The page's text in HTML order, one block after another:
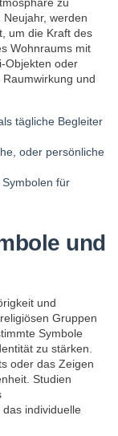
zu
werden
um die Kraft des
Wohnraums mit
Objekten oder
und
tägliche Begleiter
oder persönliche
für
und
und
Gruppen
Symbole
zu stärken.
oder das Zeigen
Studien
individuelle